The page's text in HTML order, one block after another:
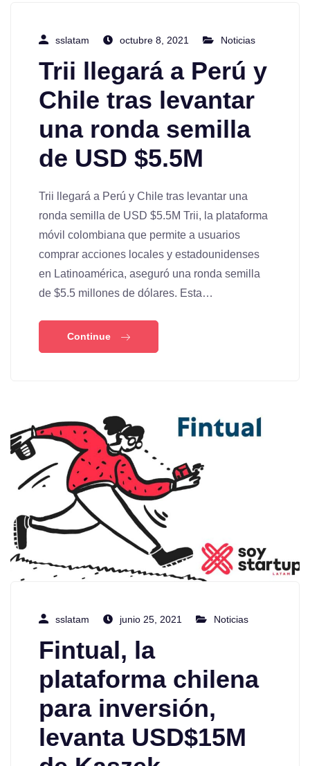
sslatam octubre 8, 2021 Noticias
Trii llegará a Perú y
Chile tras levantar
una ronda semilla
de USD $5.5M
Trii llegará a Perú y Chile tras levantar una
ronda semilla de USD $5.5M Trii, la plataforma
móvil colombiana que permite a usuarios
comprar acciones locales y estadounidenses
en Latinoamérica, aseguró una ronda semilla
de $5.5 millones de dólares. Esta…
Continue
sslatam junio 25, 2021 Noticias
Fintual, la
plataforma chilena
para inversión,
levanta USD$15M